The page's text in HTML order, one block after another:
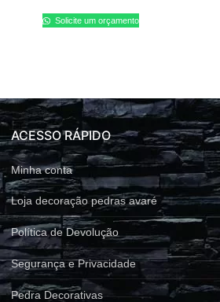
Solicite um orçamento
ACESSO RÁPIDO
Minha conta
Loja decoração pedras avaré
Política de Devolução
Segurança e Privacidade
Pedra Decorativas